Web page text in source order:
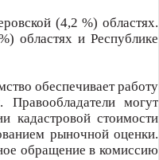
(4,2 %) областях.
областях и Республике
обеспечивает работу
Правообладатели могут
кадастровой стоимости
рыночной оценки.
обращение в комиссию